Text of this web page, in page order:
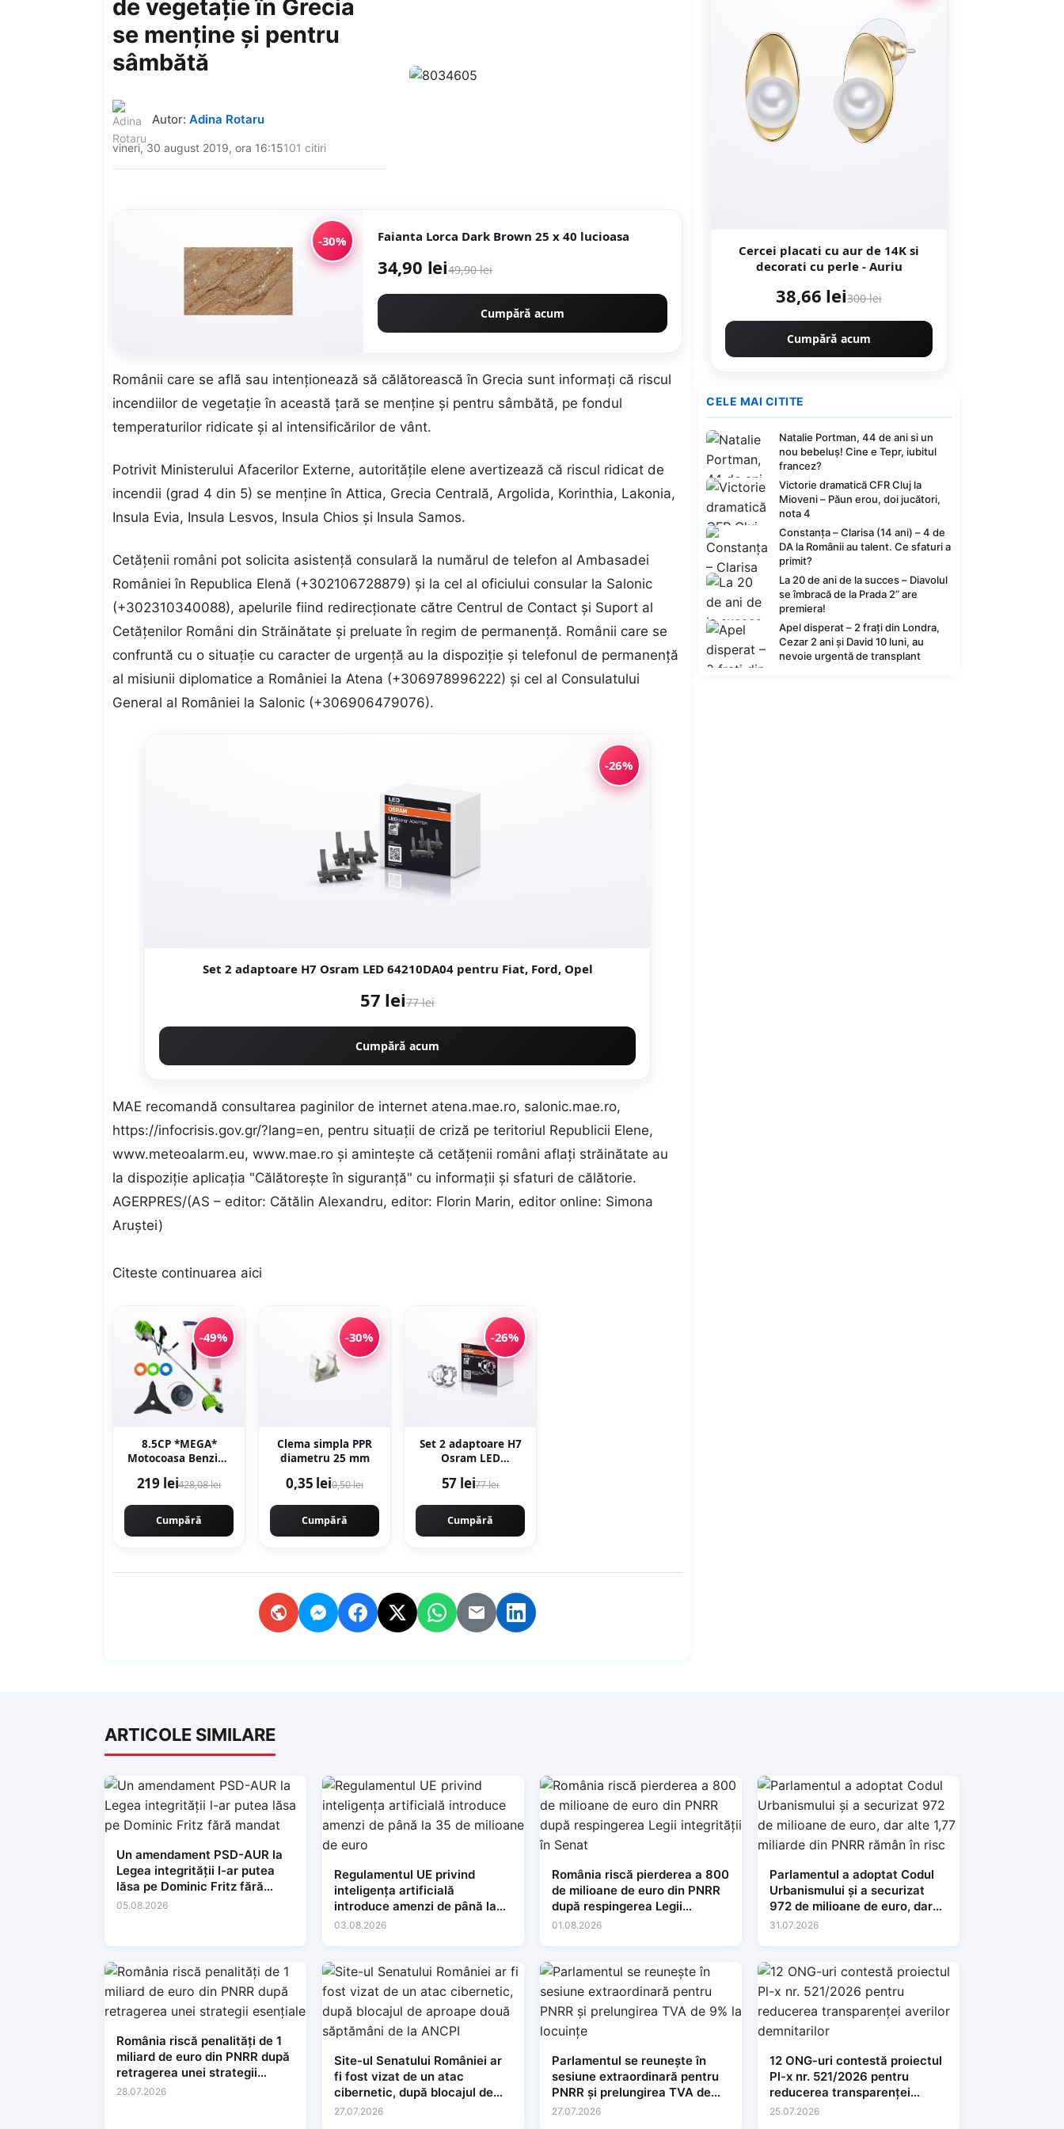
de vegetaţie în Grecia
se menţine şi pentru
sâmbătă
Autor: Adina Rotaru
vineri, 30 august 2019, ora 16:15101 citiri
-30% Faianta Lorca Dark Brown 25 x 40 lucioasa
34,90 lei49,90 lei
Cumpără acum
Românii care se află sau intenţionează să călătorească în Grecia sunt informaţi că riscul
incendiilor de vegetaţie în această ţară se menţine şi pentru sâmbătă, pe fondul
temperaturilor ridicate şi al intensificărilor de vânt.
Potrivit Ministerului Afacerilor Externe, autorităţile elene avertizează că riscul ridicat de
incendii (grad 4 din 5) se menţine în Attica, Grecia Centrală, Argolida, Korinthia, Lakonia,
Insula Evia, Insula Lesvos, Insula Chios şi Insula Samos.
Cetăţenii români pot solicita asistenţă consulară la numărul de telefon al Ambasadei
României în Republica Elenă (+302106728879) şi la cel al oficiului consular la Salonic
(+302310340088), apelurile fiind redirecţionate către Centrul de Contact şi Suport al
Cetăţenilor Români din Străinătate şi preluate în regim de permanenţă. Românii care se
confruntă cu o situaţie cu caracter de urgenţă au la dispoziţie şi telefonul de permanenţă
al misiunii diplomatice a României la Atena (+306978996222) şi cel al Consulatului
General al României la Salonic (+306906479076).
-26%
Set 2 adaptoare H7 Osram LED 64210DA04 pentru Fiat, Ford, Opel
57 lei77 lei
Cumpără acum
MAE recomandă consultarea paginilor de internet atena.mae.ro, salonic.mae.ro,
https://infocrisis.gov.gr/?lang=en, pentru situaţii de criză pe teritoriul Republicii Elene,
www.meteoalarm.eu, www.mae.ro şi aminteşte că cetăţenii români aflaţi străinătate au
la dispoziţie aplicaţia "Călătoreşte în siguranţă" cu informaţii şi sfaturi de călătorie.
AGERPRES/(AS – editor: Cătălin Alexandru, editor: Florin Marin, editor online: Simona
Aruştei)
Citeste continuarea aici
-49%
8.5CP *MEGA*
Motocoasa Benzina
12000rpm, 58cc,
accesorii, easy-
start, Fresco Power
219 lei428,08 lei
Cumpără
-30%
Clema simpla PPR
diametru 25 mm
0,35 lei0,50 lei
Cumpără
-26%
Set 2 adaptoare H7
Osram LED
BMW, Citroen,
VW
57 lei77 lei
Cumpără
Cercei placati cu aur de 14K si
decorati cu perle - Auriu
38,66 lei300 lei
Cumpără acum
CELE MAI CITITE
Natalie Portman, 44 de ani si un
nou bebeluș! Cine e Tepr, iubitul
francez?
Victorie dramatică CFR Cluj la
Mioveni – Păun erou, doi jucători,
nota 4
Constanța – Clarisa (14 ani) – 4 de
DA la Românii au talent. Ce sfaturi a
primit?
La 20 de ani de la succes – Diavolul
se îmbracă de la Prada 2” are
premiera!
Apel disperat – 2 frați din Londra,
Cezar 2 ani și David 10 luni, au
nevoie urgentă de transplant
ARTICOLE SIMILARE
Un amendament PSD-AUR la
Legea integrității l-ar putea
lăsa pe Dominic Fritz fără
mandat
05.08.2026
Regulamentul UE privind
inteligența artificială
introduce amenzi de până la
35 de milioane de euro
03.08.2026
România riscă pierderea a 800
de milioane de euro din PNRR
după respingerea Legii
integrității în Senat
01.08.2026
Parlamentul a adoptat Codul
Urbanismului și a securizat
972 de milioane de euro, dar
alte 1,77 miliarde din PNRR
31.07.2026
România riscă penalități de 1
miliard de euro din PNRR după
retragerea unei strategii
esențiale
28.07.2026
Site-ul Senatului României ar
fi fost vizat de un atac
cibernetic, după blocajul de
aproape două săptămâni de la
27.07.2026
Parlamentul se reunește în
sesiune extraordinară pentru
PNRR și prelungirea TVA de
9% la locuințe
27.07.2026
12 ONG-uri contestă proiectul
Pl-x nr. 521/2026 pentru
reducerea transparenței
averilor demnitarilor
25.07.2026